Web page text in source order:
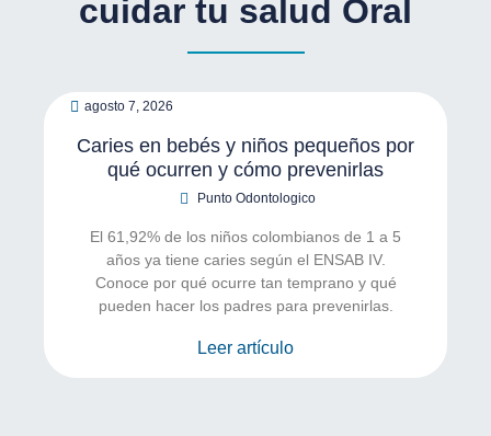
cuidar tu salud Oral
agosto 7, 2026
Caries en bebés y niños pequeños por
qué ocurren y cómo prevenirlas
Punto Odontologico
El 61,92% de los niños colombianos de 1 a 5
años ya tiene caries según el ENSAB IV.
Conoce por qué ocurre tan temprano y qué
pueden hacer los padres para prevenirlas.
Leer artículo